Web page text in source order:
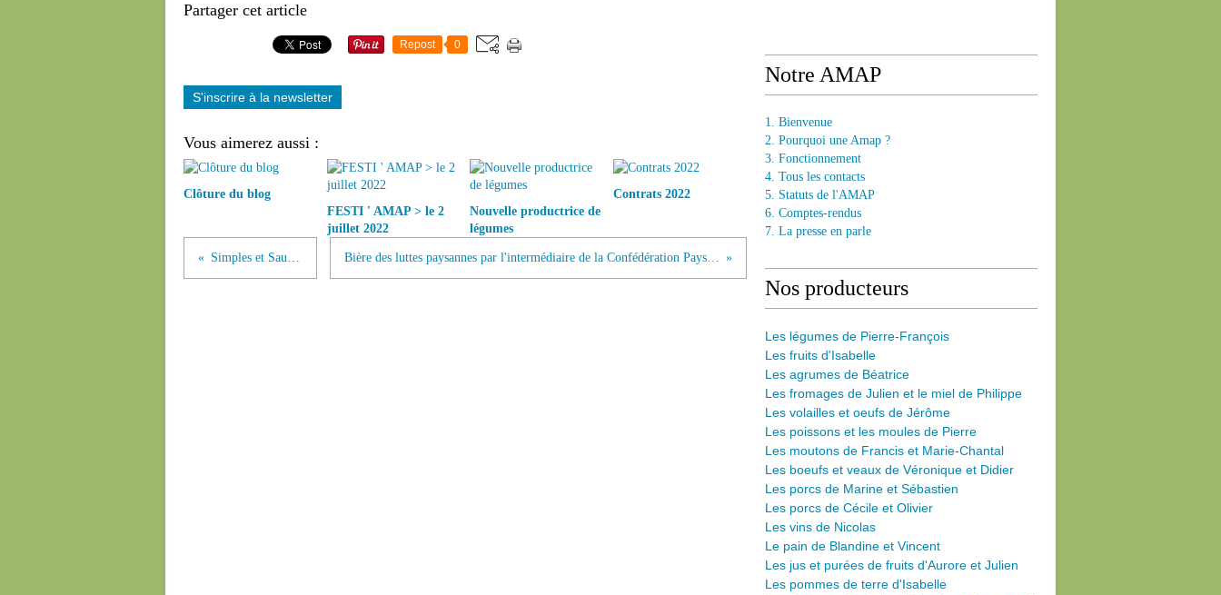
Partager cet article
Repost 0
S'inscrire à la newsletter
Vous aimerez aussi :
Clôture du blog
FESTI ' AMAP > le 2
juillet 2022
Nouvelle productrice de
légumes
Contrats 2022
Simples et Sauvages Bière des luttes paysannes par l'intermédiaire de la Confédération Paysanne du Var
Notre AMAP
1. Bienvenue
2. Pourquoi une Amap ?
3. Fonctionnement
4. Tous les contacts
5. Statuts de l'AMAP
6. Comptes-rendus
7. La presse en parle
Nos producteurs
Les légumes de Pierre-François
Les fruits d'Isabelle
Les agrumes de Béatrice
Les fromages de Julien et le miel de Philippe
Les volailles et oeufs de Jérôme
Les poissons et les moules de Pierre
Les moutons de Francis et Marie-Chantal
Les boeufs et veaux de Véronique et Didier
Les porcs de Marine et Sébastien
Les porcs de Cécile et Olivier
Les vins de Nicolas
L e pain de Blandine et Vincent
Les jus et purées de fruits d'Aurore et Julien
Les pommes de terre d'Isabelle